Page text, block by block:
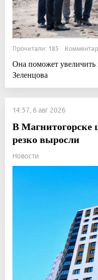
Прочитали: 185
Она поможет
Зеленцова
14:57, 6 авг 2026
В Магнитогорске
резко выросли
Новости